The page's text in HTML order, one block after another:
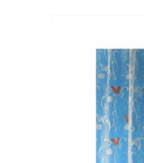
0,0
5
hvězdiček.